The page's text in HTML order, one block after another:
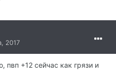
2017
пвп +12 сейчас как грязи и